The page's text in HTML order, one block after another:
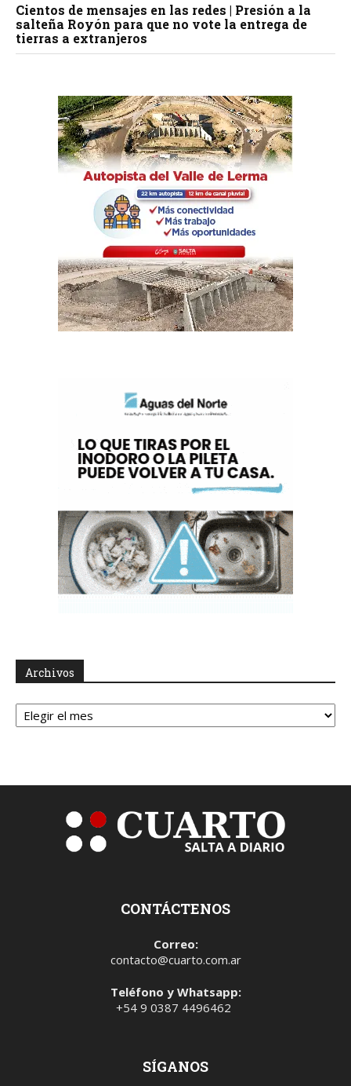
Cientos de mensajes en las redes | Presión a la
salteña Royón para que no vote la entrega de
tierras a extranjeros
Archivos
Archivos
CONTÁCTENOS
Correo:
contacto@cuarto.com.ar
Teléfono y Whatsapp:
+54 9 0387 4496462
SÍGANOS